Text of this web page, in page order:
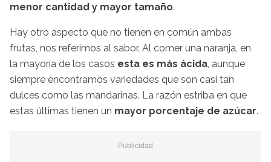
menor cantidad y mayor tamaño.
Hay otro aspecto que no tienen en común ambas
frutas, nos referimos al sabor. Al comer una naranja, en
la mayoría de los casos esta es más ácida, aunque
siempre encontramos variedades que son casi tan
dulces como las mandarinas. La razón estriba en que
estas últimas tienen un mayor porcentaje de azúcar.